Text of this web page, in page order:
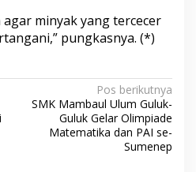
minyak yang tercecer
pungkasnya. (*)
Pos berikutnya
SMK Mambaul Ulum Guluk-
Guluk Gelar Olimpiade
Matematika dan PAI se-
Sumenep